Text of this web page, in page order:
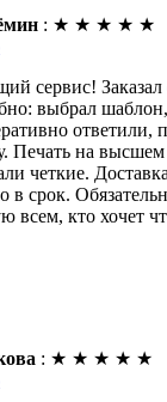
: ★ ★ ★ ★ ★
сервис!
выбрал
ответили,
Печать на высшем
четкие.
в срок.
всем, кто хочет
: ★ ★ ★ ★ ★